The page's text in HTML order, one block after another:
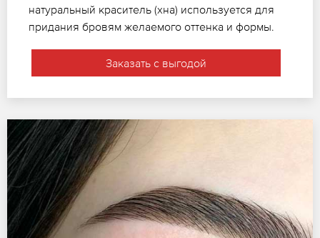
натуральный краситель (хна) используется для
придания бровям желаемого оттенка и формы.
Заказать с выгодой